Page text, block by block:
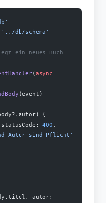
'../db/schema'
ein neues Buch
(async
(event)
{
400 ,
Autor sind Pflicht'
autor: